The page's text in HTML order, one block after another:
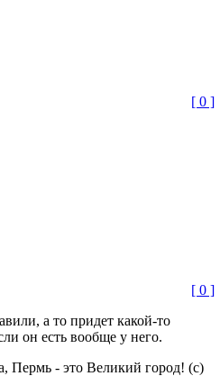
[ 0 ]
[ 0 ]
а то придет какой-то
он есть вообще у него.
Пермь - это Великий город! (с)